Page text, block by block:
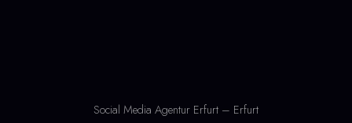
Social Media Agentur Erfurt – Erfurt